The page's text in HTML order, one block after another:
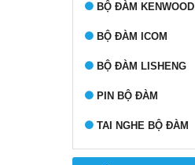
BỘ ĐÀM KENWOOD
BỘ ĐÀM ICOM
BỘ ĐÀM LISHENG
PIN BỘ ĐÀM
TAI NGHE BỘ ĐÀM